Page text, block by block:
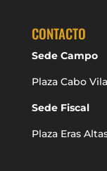
CONTACTO
Sede Campo
Plaza Cabo
Sede Fiscal
Plaza Eras